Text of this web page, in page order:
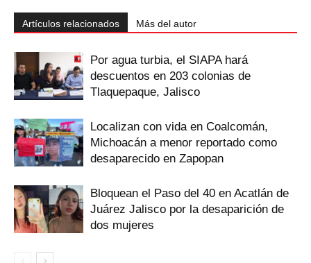
Artículos relacionados Más del autor
Por agua turbia, el SIAPA hará
descuentos en 203 colonias de
Tlaquepaque, Jalisco
Localizan con vida en Coalcomán,
Michoacán a menor reportado como
desaparecido en Zapopan
Bloquean el Paso del 40 en Acatlán de
Juárez Jalisco por la desaparición de
dos mujeres